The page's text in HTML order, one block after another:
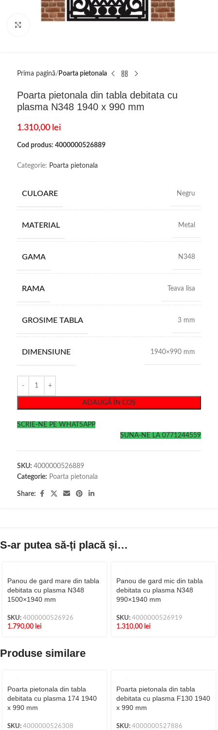
Prima pagină Poarta pietonala
Poarta pietonala din tabla debitata cu
plasma N348 1940 x 990 mm
1.310,00 lei
Cod produs: 4000000526889
Categorie: Poarta pietonala
CULOARE Negru
MATERIAL Metal
GAMA N348
RAMA Teava lisa
GROSIME TABLA 3 mm
DIMENSIUNE 1940×990 mm
ADAUGĂ ÎN COȘ
SCRIE-NE PE WHATSAPP
SUNA-NE LA 0771244559
SKU: 4000000526889
Categorie: Poarta pietonala
Share:
S-ar putea să-ți placă și…
Panou de gard mare din tabla
debitata cu plasma N348
1500×1940 mm
SKU: 4000000526926
1.790,00 lei
Panou de gard mic din tabla
debitata cu plasma N348
990×1940 mm
SKU: 4000000526919
1.310,00 lei
Produse similare
Poarta pietonala din tabla
debitata cu plasma 174 1940
x 990 mm
SKU: 4000000526308
Poarta pietonala din tabla
debitata cu plasma F130 1940
x 990 mm
SKU: 4000000527886